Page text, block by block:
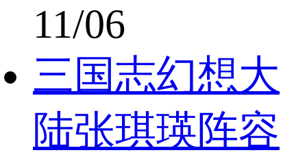
11/06
三国志幻想大
陆张琪瑛阵容